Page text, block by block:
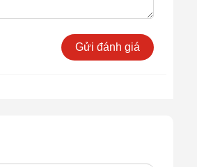
Gửi đánh giá